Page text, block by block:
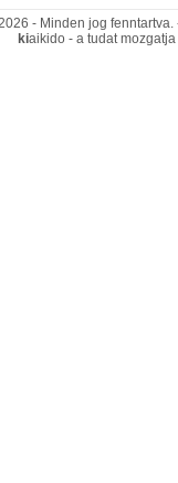
- Minden jog
kiaikido - a tudat mozgatja